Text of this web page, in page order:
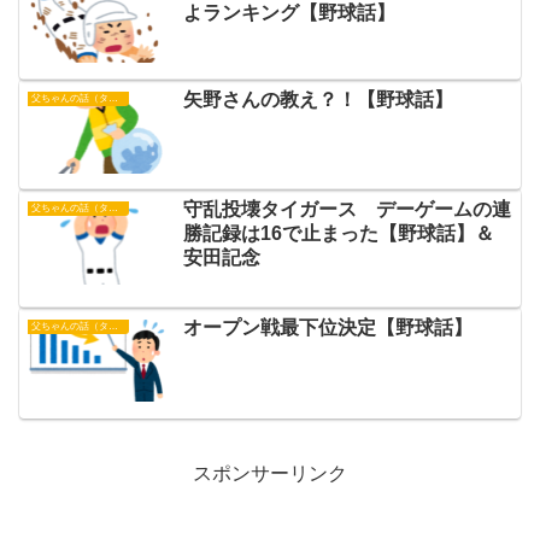
よランキング【野球話】
矢野さんの教え？！【野球話】
父ちゃんの話（タイガース）
守乱投壊タイガース デーゲームの連
勝記録は16で止まった【野球話】＆
安田記念
父ちゃんの話（タイガース） オープン戦最下位決定【野球話】
スポンサーリンク